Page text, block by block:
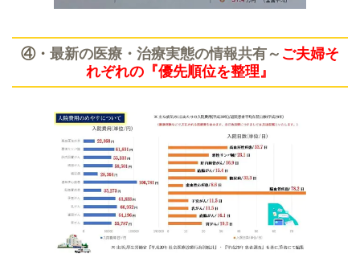
④・ 最新の医療・治療実態の情報共有～ ご夫婦そ
れぞれの『優先順位を整理』